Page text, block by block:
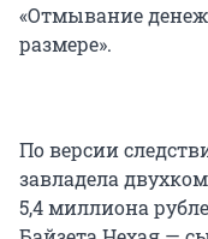
«Отмывание
размере».
По версии
завладела
5,4миллиона